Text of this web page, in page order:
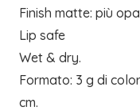
Finish matte: più
Lip safe
Wet & dry.
Formato: 3 g di
cm.